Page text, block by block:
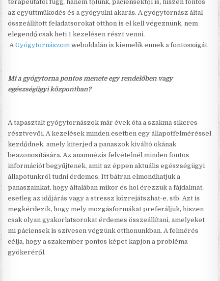
terapeutától függ, hanem tőlünk, páciensektől is, hiszen fontos
az együttműködés és a gyógyulni akarás. A gyógytornász által
összeállított feladatsorokat otthon is el kell végeznünk, nem
elegendő csak heti 1 kezelésen részt venni.
AGyógytornászom weboldalán is kiemelik ennek a fontosságát.
Mi a gyógytorna pontos menete egy rendelőben vagy
egészségügyi központban?
A tapasztalt gyógytornászok már évek óta a szakma sikeres
résztvevői. A kezelések minden esetben egy állapotfelméréssel
kezdődnek, amely kiterjed a panaszok kiváltó okának
beazonosítására. Az anamnézis felvételnél minden fontos
információt begyűjtenek, amit az éppen aktuális egészségügyi
állapotunkról tudni érdemes. Itt bátran elmondhatjuk a
panaszainkat, hogy általában mikor és hol érezzük a fájdalmat,
esetleg az időjárás vagy a stressz közrejátszhat-e, stb. Azt is
megkérdezik, hogy mely mozgásformákat preferáljuk, hiszen
csak olyan gyakorlatsorokat érdemes összeállítani, amelyeket
mi páciensek is szívesen végzünk otthonunkban. A felmérés
célja, hogy a szakember pontos képet kapjon a probléma
gyökeréről.